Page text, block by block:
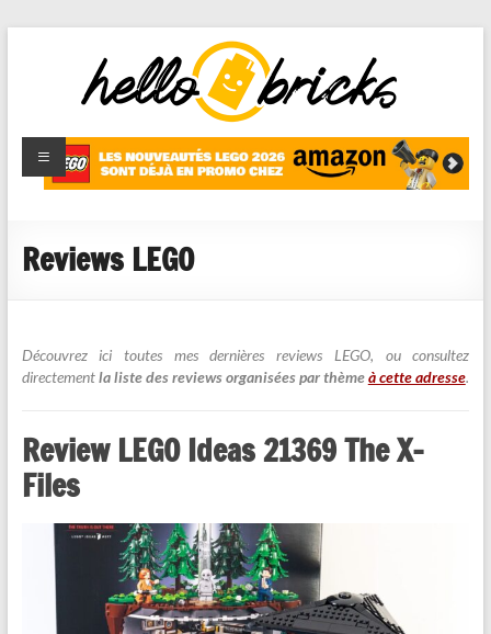
HelloBricks
Blog LEGO,
nouveaut�s
reviews
Reviews LEGO
Découvrez ici toutes mes dernières reviews LEGO, ou consultez
directementla liste des reviews organisées par thèmeà cette adresse.
Review LEGO Ideas 21369 The X-
Files